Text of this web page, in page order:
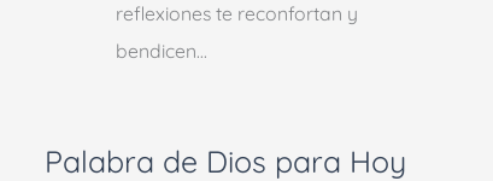
reflexiones te reconfortan y
bendicen…
Palabra de Dios para Hoy